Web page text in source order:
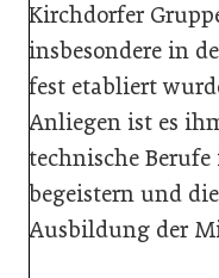
Kirchdorfer
insbesondere in
fest etabliert
Anliegen ist es
technische
begeistern und
Ausbildung der